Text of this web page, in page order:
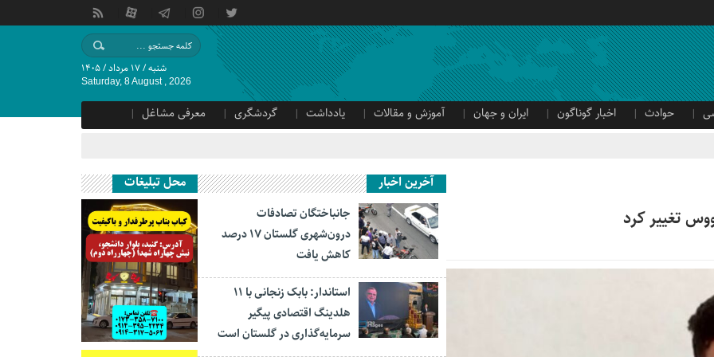
شنبه / ۱۷ مرداد / ۱۴۰۵
Saturday, 8 August , 2026
حوادث اخبار گوناگون ایران و جهان آموزش و مقالات یادداشت گردشگری
معرفی مشاغل
تغییر کرد
آخرین اخبار
جانباختگان تصادفات
درون‌شهری گلستان ۱۷ درصد
کاهش یافت
استاندار: بابک زنجانی با ۱۱
هلدینگ اقتصادی پیگیر
سرمایه‌گذاری در گلستان است
محل تبلیغات